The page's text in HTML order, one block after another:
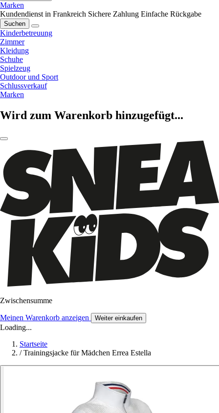
Marken
Kundendienst in Frankreich Sichere Zahlung Einfache Rückgabe
Suchen
Kinderbetreuung
Zimmer
Kleidung
Schuhe
Spielzeug
Outdoor und Sport
Schlussverkauf
Marken
Wird zum Warenkorb hinzugefügt...
Zwischensumme
Meinen Warenkorb anzeigen Weiter einkaufen
Loading...
Startseite
/ Trainingsjacke für Mädchen Errea Estella